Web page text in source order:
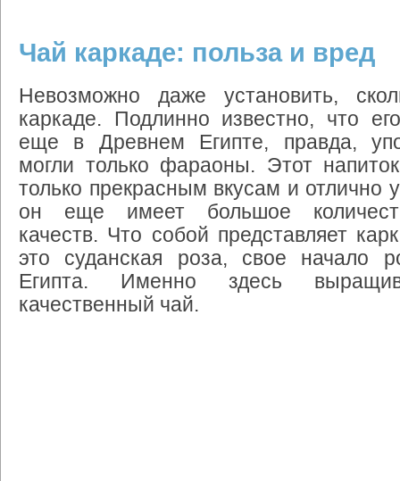
Чай каркаде: польза и вред
Невозможно даже установить,
каркаде. Подлинно известно, что
еще в Древнем Египте, правда,
могли только фараоны. Этот
только прекрасным вкусам и отлично
он еще имеет большое
качеств. Что собой представляет
это суданская роза, свое начало
Египта. Именно здесь
качественный чай.